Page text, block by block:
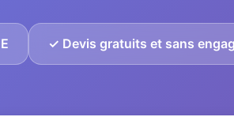
✓ Devis gratuits et sans